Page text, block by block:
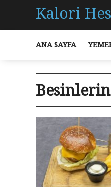
Kalori
ANA SAYFA